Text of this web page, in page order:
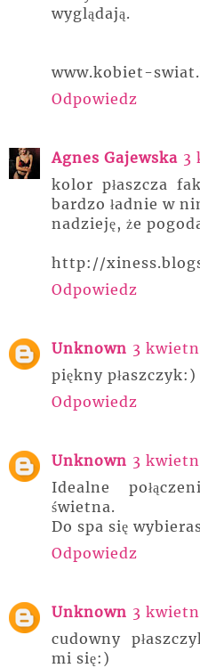
wyglądają.
www.kobiet-
Odpowiedz
Agnes Gajewska 3
kolor płaszcza
bardzo ładnie w
nadzieję, że
http://
Odpowiedz
Unknown 3
piękny płaszczyk:)
Odpowiedz
Unknown 3
Idealne
świetna.
Do spa się
Odpowiedz
Unknown 3
cudowny
mi się:)